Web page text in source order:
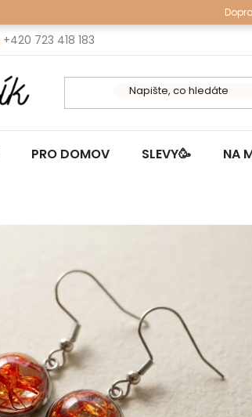
+420 723 418 183
PRO DOMOV SLEVY🥳 NA